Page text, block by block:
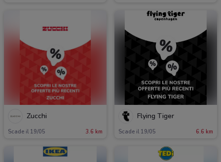
Zucchi
Scade il 19/05 3.6 km
Flying Tiger
Scade il 19/05 6.6 km